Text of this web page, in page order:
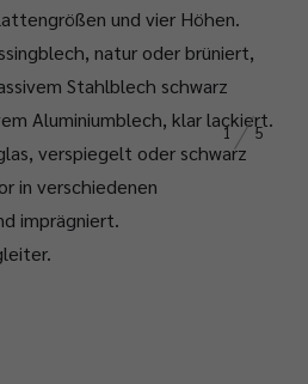
1 5
und vier Höhen.
natur oder brüniert,
Stahlblech schwarz
Aluminiumblech, klar lackiert.
verspiegelt oder schwarz
in verschiedenen
imprägniert.